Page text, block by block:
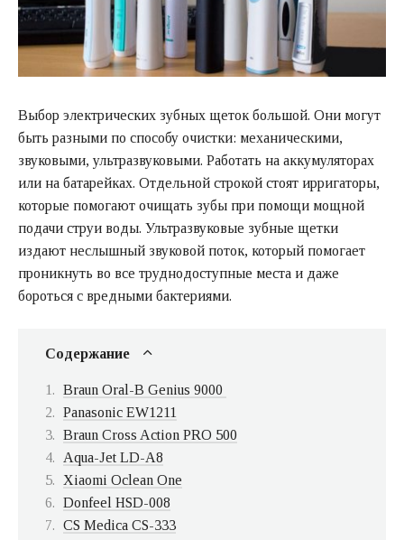
Выбор электрических зубных щеток большой. Они могут
быть разными по способу очистки: механическими,
звуковыми, ультразвуковыми. Работать на аккумуляторах
или на батарейках. Отдельной строкой стоят ирригаторы,
которые помогают очищать зубы при помощи мощной
подачи струи воды. Ультразвуковые зубные щетки
издают неслышный звуковой поток, который помогает
проникнуть во все труднодоступные места и даже
бороться с вредными бактериями.
Содержание
Braun Oral-B Genius 9000
Panasonic EW1211
Braun Cross Action PRO 500
Aqua-Jet LD-A8
Xiaomi Oclean One
Donfeel HSD-008
CS Medica CS-333